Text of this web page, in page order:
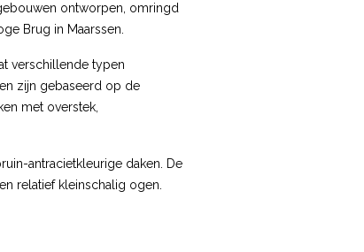
ontworpen, omringd
Brug in Maarssen.
verschillende typen
zijn gebaseerd op de
met overstek,
antracietkleurige daken. De
relatief kleinschalig ogen.